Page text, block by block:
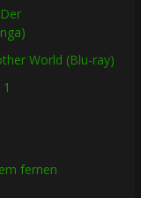
World (Blu-ray)
fernen